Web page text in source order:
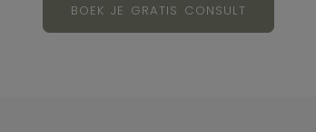
BOEK JE GRATIS CONSULT